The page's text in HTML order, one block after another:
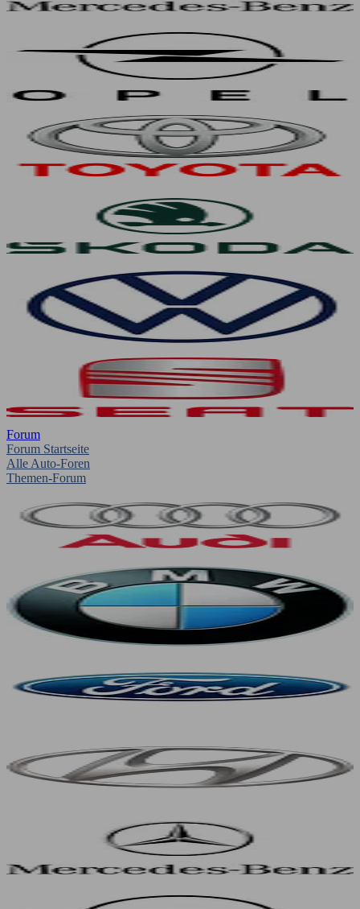
Forum
Forum Startseite
Alle Auto-Foren
Themen-Forum